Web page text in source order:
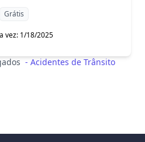
Grátis
vez: 1/18/2025
- Acidentes de Trânsito